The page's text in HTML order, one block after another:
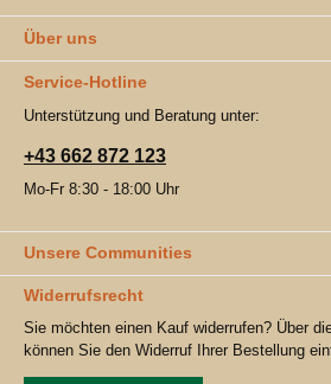
Über uns
Service-Hotline
Unterstützung und Beratung unter:
+43 662 872 123
Mo-Fr 8:30 - 18:00 Uhr
Unsere Communities
Widerrufsrecht
Sie möchten einen Kauf widerrufen? Über
können Sie den Widerruf Ihrer Bestellung